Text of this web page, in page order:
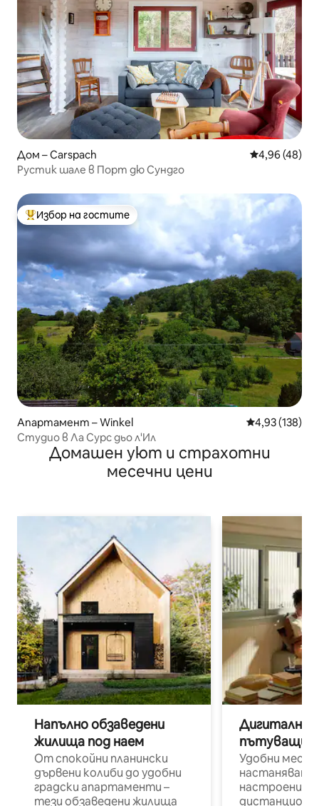
Дом – Carspach Средна
4,96 (48)
Рустик шале в Порт дю Сундго
Най-популярен избор на гостите
Избор на гостите
Апартамент – Winkel Средна
4,93 (138)
Студио в Ла Сурс дьо л'Ил
Домашен уют и страхотни
месечни цени
Напълно обзаведени
жилища под наем
От спокойни планински
дървени колиби до удобни
градски апартаменти –
тези обзаведени жилища
Дигитални
пътуващи
Удобни
настаняване
настроени и